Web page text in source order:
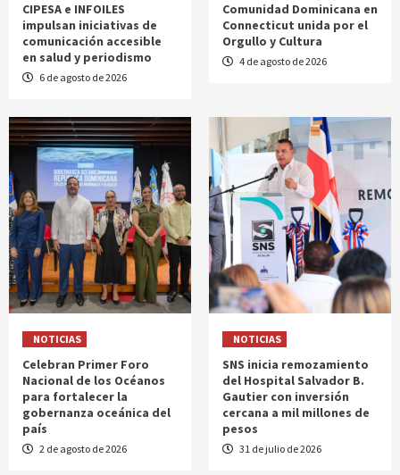
CIPESA e INFOILES
impulsan iniciativas de
comunicación accesible
en salud y periodismo
6 de agosto de 2026
Comunidad Dominicana en
Connecticut unida por el
Orgullo y Cultura
4 de agosto de 2026
NOTICIAS
Celebran Primer Foro
Nacional de los Océanos
para fortalecer la
gobernanza oceánica del
país
2 de agosto de 2026
NOTICIAS
SNS inicia remozamiento
del Hospital Salvador B.
Gautier con inversión
cercana a mil millones de
pesos
31 de julio de 2026